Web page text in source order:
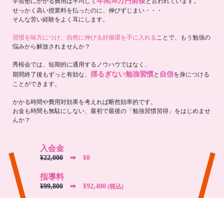
せっかく高い授業料を払ったのに、伸びずじまい・・・
そんな苦い経験をよく耳にします。
習慣を味方につけ、自然に伸びる好循環を手に入れることで、もう勉強の
悩みから解放されませんか？
秀桜会では、短期的に通用するノウハウではなく、
期間終了後もずっと有効な、 揺るぎない勉強習慣と 自信を身につける
ことができます。
かかる時間や費用対効果を考えれば断然効率的です。
お金も時間も無駄にしない、最初で最後の「勉強習慣習得」をはじめませ
んか？
入会金
¥22,000 ➡︎ ¥0
指導料
¥99,800 ➡︎ ¥92,400 (税込)